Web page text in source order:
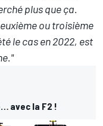
plus que ça.
ou troisième
le cas en 2022, est
avec la F2 !